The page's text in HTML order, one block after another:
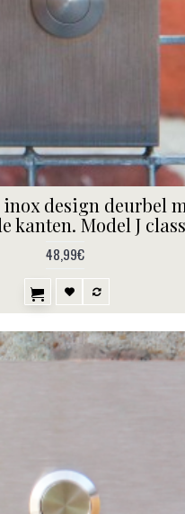
design deurbel
kanten. Model J
48,99€